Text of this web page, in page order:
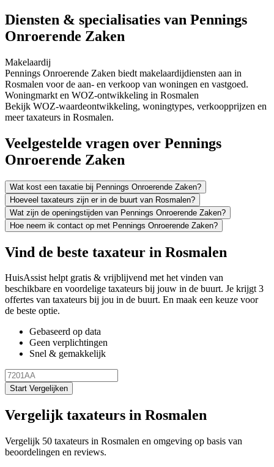
Diensten & specialisaties van Pennings
Onroerende Zaken
Makelaardij
Pennings Onroerende Zaken biedt makelaardijdiensten aan in
Rosmalen voor de aan- en verkoop van woningen en vastgoed.
Woningmarkt en WOZ-ontwikkeling in Rosmalen
Bekijk WOZ-waardeontwikkeling, woningtypes, verkoopprijzen en
meer taxateurs in Rosmalen.
Veelgestelde vragen over Pennings
Onroerende Zaken
Wat kost een taxatie bij Pennings Onroerende Zaken?
Hoeveel taxateurs zijn er in de buurt van Rosmalen?
Wat zijn de openingstijden van Pennings Onroerende Zaken?
Hoe neem ik contact op met Pennings Onroerende Zaken?
Vind de beste taxateur in Rosmalen
HuisAssist helpt gratis & vrijblijvend met het vinden van
beschikbare en voordelige taxateurs bij jouw in de buurt. Je krijgt 3
offertes van taxateurs bij jou in de buurt. En maak een keuze voor
de beste optie.
Gebaseerd op data
Geen verplichtingen
Snel & gemakkelijk
Start Vergelijken
Vergelijk taxateurs in Rosmalen
Vergelijk 50 taxateurs in Rosmalen en omgeving op basis van
beoordelingen en reviews.